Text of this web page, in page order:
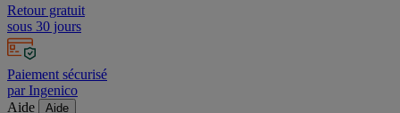
Retour gratuit
sous 30 jours
Paiement sécurisé
par Ingenico
Aide
Aide